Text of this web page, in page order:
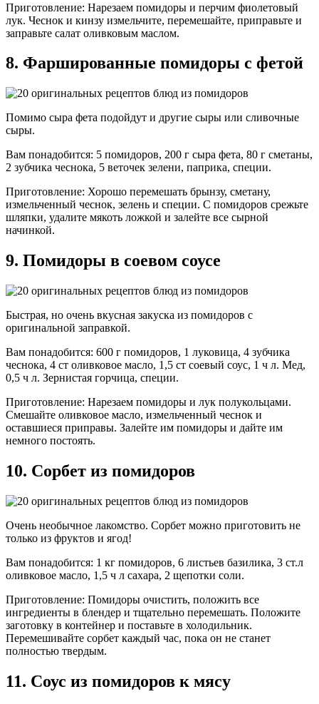
Приготовление: Нарезаем помидоры и перчим фиолетовый
лук. Чеснок и кинзу измельчите, перемешайте, приправьте и
заправьте салат оливковым маслом.
8. Фаршированные помидоры с фетой
Помимо сыра фета подойдут и другие сыры или сливочные
сыры.
Вам понадобится: 5 помидоров, 200 г сыра фета, 80 г сметаны,
2 зубчика чеснока, 5 веточек зелени, паприка, специи.
Приготовление: Хорошо перемешать брынзу, сметану,
измельченный чеснок, зелень и специи. С помидоров срежьте
шляпки, удалите мякоть ложкой и залейте все сырной
начинкой.
9. Помидоры в соевом соусе
Быстрая, но очень вкусная закуска из помидоров с
оригинальной заправкой.
Вам понадобится: 600 г помидоров, 1 луковица, 4 зубчика
чеснока, 4 ст оливковое масло, 1,5 ст соевый соус, 1 ч л. Мед,
0,5 ч л. Зернистая горчица, специи.
Приготовление: Нарезаем помидоры и лук полукольцами.
Смешайте оливковое масло, измельченный чеснок и
оставшиеся приправы. Залейте им помидоры и дайте им
немного постоять.
10. Сорбет из помидоров
Очень необычное лакомство. Сорбет можно приготовить не
только из фруктов и ягод!
Вам понадобится: 1 кг помидоров, 6 листьев базилика, 3 ст.л
оливковое масло, 1,5 ч л сахара, 2 щепотки соли.
Приготовление: Помидоры очистить, положить все
ингредиенты в блендер и тщательно перемешать. Положите
заготовку в контейнер и поставьте в холодильник.
Перемешивайте сорбет каждый час, пока он не станет
полностью твердым.
11. Соус из помидоров к мясу